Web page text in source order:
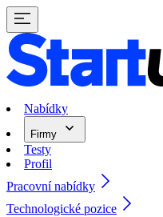
Nabídky
Firmy
Testy
Profil
Pracovní nabídky
Technologické pozice